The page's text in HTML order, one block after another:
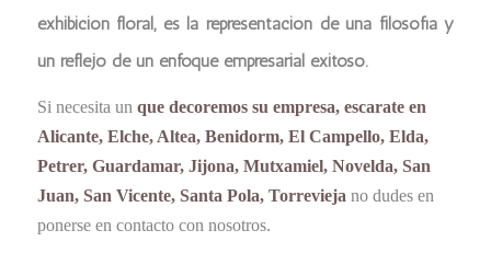
exhibición floral, es la representación de una filosofía y
un reflejo de un enfoque empresarial exitoso.
Si necesita un que decoremos su empresa, escarate en
Alicante, Elche, Altea, Benidorm, El Campello, Elda,
Petrer, Guardamar, Jijona, Mutxamiel, Novelda, San
Juan, San Vicente, Santa Pola, Torrevieja no dudes en
ponerse en contacto con nosotros.